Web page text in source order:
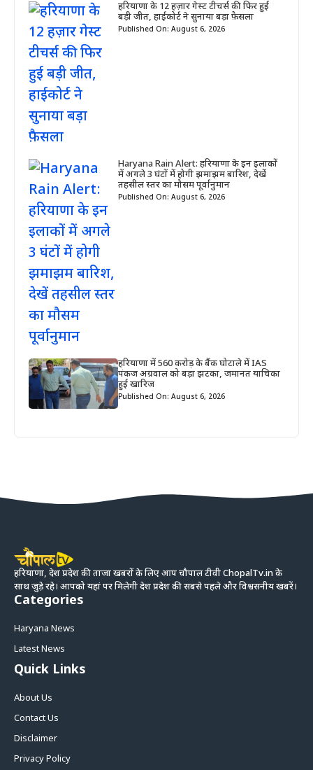
हरियाणा के 12 हज़ार गेस्ट टीचर्स की फिर हुई
बड़ी जीत, हाईकोर्ट ने सुनाया बड़ा फ़ैसला
Published On: August 6, 2026
Haryana Rain Alert: हरियाणा के इन इलाकों
में अगले 3 घंटों में होगी झमाझम बारिश, देखें
तहसील स्तर का मौसम पूर्वानुमान
Published On: August 6, 2026
हरियाणा में 560 करोड़ के बैंक घोटाले में IAS
पंकज अग्रवाल को बड़ा झटका, जमानत याचिका
हुई खारिज
Published On: August 6, 2026
हरियाणा, देश प्रदेश की ताजा खबरों के लिए आप चौपाल टीवी ChopalTv.in के
साथ जुड़े रहे। आपको यहां पर मिलेगी देश प्रदेश की सबसे पहले और विश्वसनीय खबरें।
Categories
Haryana News
Latest News
Quick Links
About Us
Contact Us
Disclaimer
Privacy Policy